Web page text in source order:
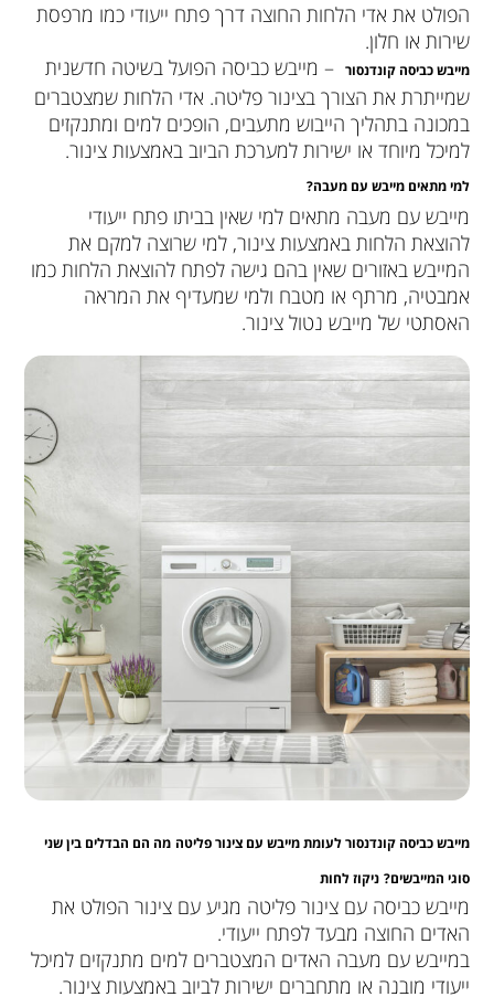
הפולט את אדי הלחות החוצה דרך פתח ייעודי כמו מרפסת
שירות או חלון.
מייבש כביסה קונדנסור – מייבש כביסה הפועל בשיטה חדשנית
שמייתרת את הצורך בצינור פליטה. אדי הלחות שמצטברים
במכונה בתהליך הייבוש מתעבים, הופכים למים ומתנקזים
למיכל מיוחד או ישירות למערכת הביוב באמצעות צינור.
למי מתאים מייבש עם מעבה?
מייבש עם מעבה מתאים למי שאין בביתו פתח ייעודי
להוצאת הלחות באמצעות צינור, למי שרוצה למקם את
המייבש באזורים שאין בהם גישה לפתח להוצאת הלחות כמו
אמבטיה, מרתף או מטבח ולמי שמעדיף את המראה
האסתטי של מייבש נטול צינור.
מייבש כביסה קונדנסור לעומת מייבש עם צינור פליטה מה הם הבדלים בין שני
סוגי המייבשים? ניקוז לחות
מייבש כביסה עם צינור פליטה מגיע עם צינור הפולט את
האדים החוצה מבעד לפתח ייעודי.
במייבש עם מעבה האדים המצטברים למים מתנקזים למיכל
ייעודי מובנה או מתחברים ישירות לביוב באמצעות צינור.